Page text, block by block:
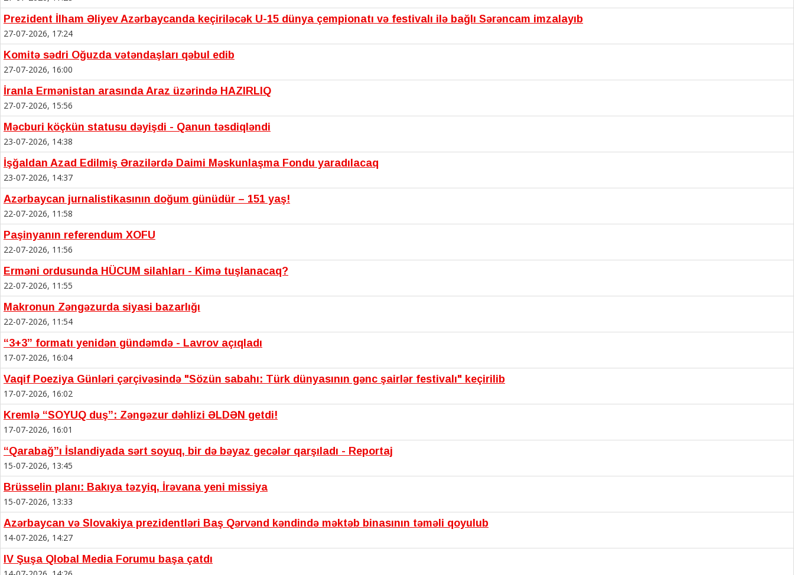
Prezident İlham Əliyev Azərbaycanda keçiriləcək U-15 dünya çempionatı və festivalı ilə bağlı Sərəncam imzalayıb
27-07-2026, 17:24
Komitə sədri Oğuzda vətəndaşları qəbul edib
27-07-2026, 16:00
İranla Ermənistan arasında Araz üzərində HAZIRLIQ
27-07-2026, 15:56
Məcburi köçkün statusu dəyişdi - Qanun təsdiqləndi
23-07-2026, 14:38
İşğaldan Azad Edilmiş Ərazilərdə Daimi Məskunlaşma Fondu yaradılacaq
23-07-2026, 14:37
Azərbaycan jurnalistikasının doğum günüdür – 151 yaş!
22-07-2026, 11:58
Paşinyanın referendum XOFU
22-07-2026, 11:56
Erməni ordusunda HÜCUM silahları - Kimə tuşlanacaq?
22-07-2026, 11:55
Makronun Zəngəzurda siyasi bazarlığı
22-07-2026, 11:54
“3+3” formatı yenidən gündəmdə - Lavrov açıqladı
17-07-2026, 16:04
Vaqif Poeziya Günləri çərçivəsində "Sözün sabahı: Türk dünyasının gənc şairlər festivalı" keçirilib
17-07-2026, 16:02
Kremlə “SOYUQ duş”: Zəngəzur dəhlizi ƏLDƏN getdi!
17-07-2026, 16:01
“Qarabağ”ı İslandiyada sərt soyuq, bir də bəyaz gecələr qarşıladı - Reportaj
15-07-2026, 13:45
Brüsselin planı: Bakıya təzyiq, İrəvana yeni missiya
15-07-2026, 13:33
Azərbaycan və Slovakiya prezidentləri Baş Qərvənd kəndində məktəb binasının təməli qoyulub
14-07-2026, 14:27
IV Şuşa Qlobal Media Forumu başa çatdı